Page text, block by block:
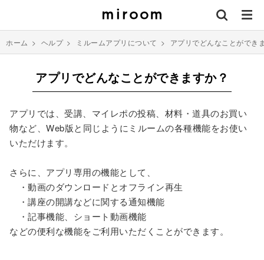
ホーム > ヘルプ> ミルームアプリについて > アプリでどんなことができ
アプリでどんなことができますか？
アプリでは、受講、マイレポの投稿、材料・道具のお買い
物など、Web版と同じようにミルームの各種機能をお使い
いただけます。
さらに、アプリ専用の機能として、
・動画のダウンロードとオフライン再生
・講座の開講などに関する通知機能
・記事機能、ショート動画機能
などの便利な機能をご利用いただくことができます。